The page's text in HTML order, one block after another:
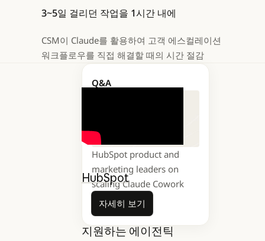
3~5일 걸리던 작업을 1시간 내에
CSM이 Claude를 활용하여 고객 에스컬레이션
워크플로우를 직접 해결할 때의 시간 절감
Q&A
HubSpot product and
marketing leaders on
scaling Claude Cowork
자세히 보기
자세히 보기
HubSpot은 마케팅,
영업, 고객 서비스
팀의 성장을
지원하는 에이전틱